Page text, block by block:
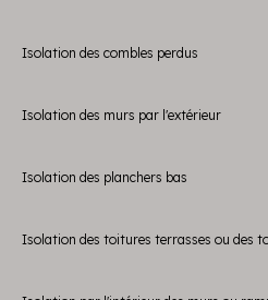
Isolation des combles perdus
Isolation des murs par l'extérieur
Isolation des planchers bas
Isolation des toitures terrasses ou des